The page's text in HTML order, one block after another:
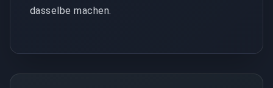
dasselbe machen.